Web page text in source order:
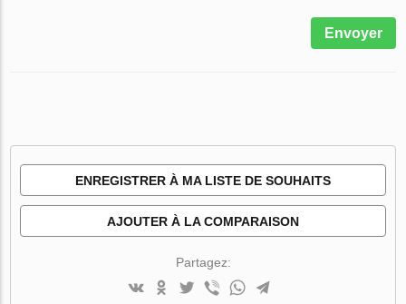
Envoyer
ENREGISTRER À MA LISTE DE SOUHAITS
AJOUTER À LA COMPARAISON
Partagez: